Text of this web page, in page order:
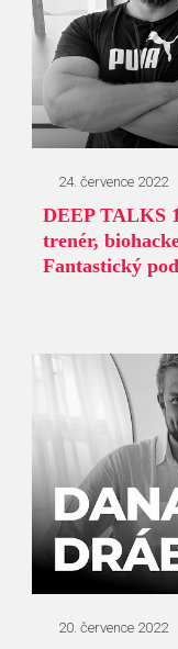
24. července 2022
DEEP TALKS
trenér,
Fantastický
20. července 2022